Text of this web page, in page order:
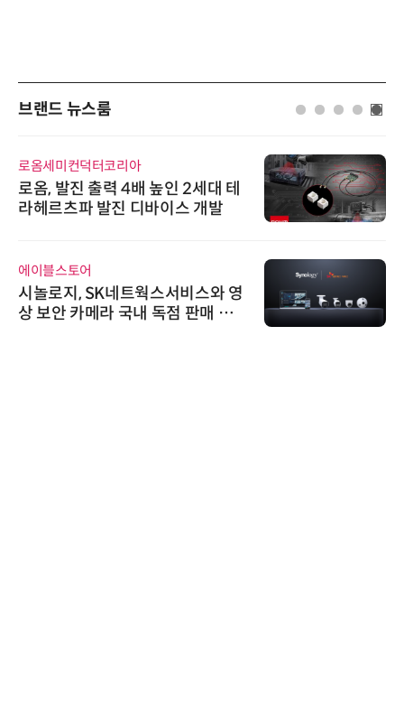
브랜드 뉴스룸
로옴세미컨덕터코리아
로옴, 발진 출력 4배 높인 2세대 테
라헤르츠파 발진 디바이스 개발
에이블스토어
시놀로지, SK네트웍스서비스와 영
상 보안 카메라 국내 독점 판매 파